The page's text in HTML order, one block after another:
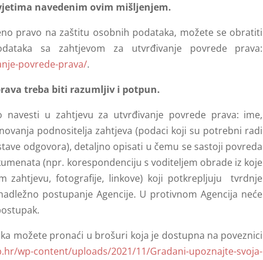
navedenim ovim mišljenjem.
pravo na zaštitu osobnih podataka, možete se obratiti
sa zahtjevom za utvrđivanje povrede prava:
povrede-prava/.
treba biti razumljiv i potpun.
u zahtjevu za utvrđivanje povrede prava: ime,
podnositelja zahtjeva (podaci koji su potrebni radi
odgovora), detaljno opisati u čemu se sastoji povreda
(npr. korespondenciju s voditeljem obrade iz koje
zahtjevu, fotografije, linkove) koji potkrepljuju tvrdnje
postupanje Agencije. U protivnom Agencija neće
možete pronaći u brošuri koja je dostupna na poveznici
wp-content/uploads/2021/11/Gradani-upoznajte-svoja-